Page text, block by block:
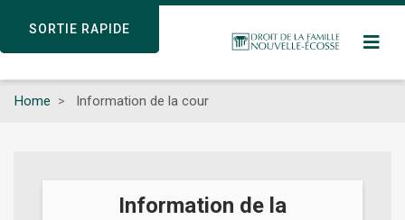
SORTIE RAPIDE
content
SORTIE RAPIDE
Home Information de la cour
Information de la